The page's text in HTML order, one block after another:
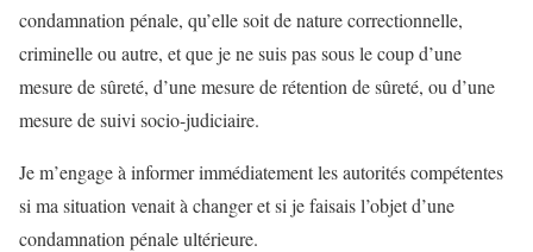
condamnation pénale, qu’elle soit de nature correctionnelle,
criminelle ou autre, et que je ne suis pas sous le coup d’une
mesure de sûreté, d’une mesure de rétention de sûreté, ou d’une
mesure de suivi socio-judiciaire.
Je m’engage à informer immédiatement les autorités compétentes
si ma situation venait à changer et si je faisais l’objet d’une
condamnation pénale ultérieure.